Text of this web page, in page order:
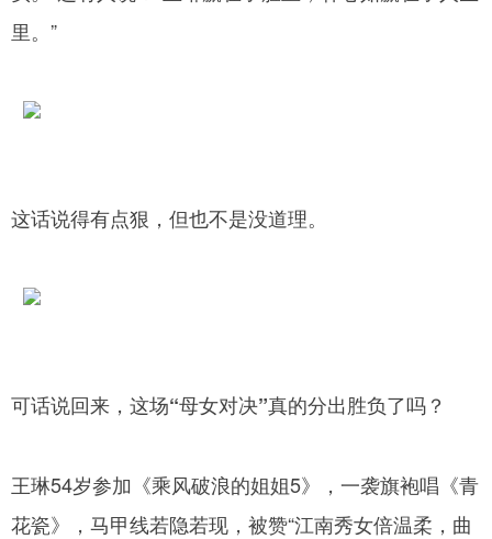
里。”
这话说得有点狠，但也不是没道理。
可话说回来，这场“母女对决”真的分出胜负了吗？
王琳54岁参加《乘风破浪的姐姐5》，一袭旗袍唱《青
花瓷》，马甲线若隐若现，被赞“江南秀女倍温柔，曲